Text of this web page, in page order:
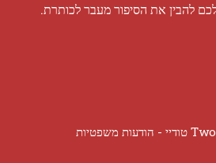
להבין את הסיפור מעבר לכותרת.
הודעות משפטיות